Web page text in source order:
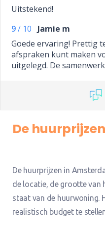
Uitstekend!
9/ 10
Jamie m
Goede ervaring! Prettig
afspraken kunt maken
uitgelegd. De
De
De huurprijzen in
de locatie, de grootte van
staat van de huurwoning.
realistisch budget te